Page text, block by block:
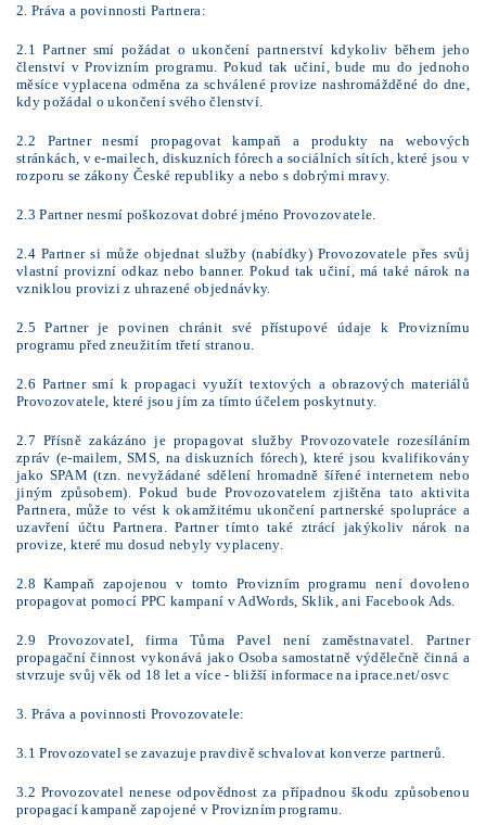
2. Práva a povinnosti Partnera:
2.1 Partner smí požádat o ukončení partnerství kdykoliv během jeho
členství v Provizním programu. Pokud tak učiní, bude mu do jednoho
měsíce vyplacena odměna za schválené provize nashromážděné do dne,
kdy požádal o ukončení svého členství.
2.2 Partner nesmí propagovat kampaň a produkty na webových
stránkách, v e-mailech, diskuzních fórech a sociálních sítích, které jsou v
rozporu se zákony České republiky a nebo s dobrými mravy.
2.3 Partner nesmí poškozovat dobré jméno Provozovatele.
2.4 Partner si může objednat služby (nabídky) Provozovatele přes svůj
vlastní provizní odkaz nebo banner. Pokud tak učiní, má také nárok na
vzniklou provizi z uhrazené objednávky.
2.5 Partner je povinen chránit své přístupové údaje k Proviznímu
programu před zneužitím třetí stranou.
2.6 Partner smí k propagaci využít textových a obrazových materiálů
Provozovatele, které jsou jím za tímto účelem poskytnuty.
2.7 Přísně zakázáno je propagovat služby Provozovatele rozesíláním
zpráv (e-mailem, SMS, na diskuzních fórech), které jsou kvalifikovány
jako SPAM (tzn. nevyžádané sdělení hromadně šířené internetem nebo
jiným způsobem). Pokud bude Provozovatelem zjištěna tato aktivita
Partnera, může to vést k okamžitému ukončení partnerské spolupráce a
uzavření účtu Partnera. Partner tímto také ztrácí jakýkoliv nárok na
provize, které mu dosud nebyly vyplaceny.
2.8 Kampaň zapojenou v tomto Provizním programu není dovoleno
propagovat pomocí PPC kampaní v AdWords, Sklik, ani Facebook Ads.
2.9 Provozovatel, firma Tůma Pavel není zaměstnavatel. Partner
propagační činnost vykonává jako Osoba samostatně výdělečně činná a
stvrzuje svůj věk od 18 let a více - bližší informace na iprace.net/osvc
3. Práva a povinnosti Provozovatele:
3.1 Provozovatel se zavazuje pravdivě schvalovat konverze partnerů.
3.2 Provozovatel nenese odpovědnost za případnou škodu způsobenou
propagací kampaně zapojené v Provizním programu.